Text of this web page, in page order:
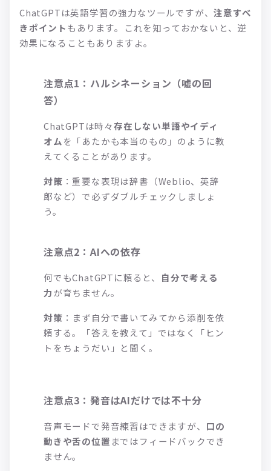
ChatGPTは英語学習の強力なツールですが、注意すべ
きポイントもあります。これを知っておかないと、逆
効果になることもありますよ。
注意点1：ハルシネーション（嘘の回
答）
ChatGPTは時々存在しない単語やイディ
オムを「あたかも本当のもの」のように教
えてくることがあります。
対策 ：重要な表現は辞書（Weblio、英辞
郎など）で必ずダブルチェックしましょ
う。
注意点2：AIへの依存
何でもChatGPTに頼ると、 自分で考える
力が育ちません。
対策 ：まず自分で書いてみてから添削を依
頼する。「答えを教えて」ではなく「ヒン
トをちょうだい」と聞く。
注意点3：発音はAIだけでは不十分
音声モードで発音練習はできますが、 口の
動きや舌の位置 まではフィードバックでき
ません。